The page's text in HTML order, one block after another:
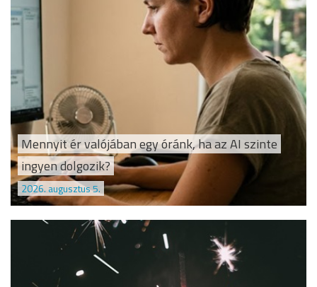
Mennyit ér valójában egy óránk, ha az AI szinte
ingyen dolgozik?
2026. augusztus 5.